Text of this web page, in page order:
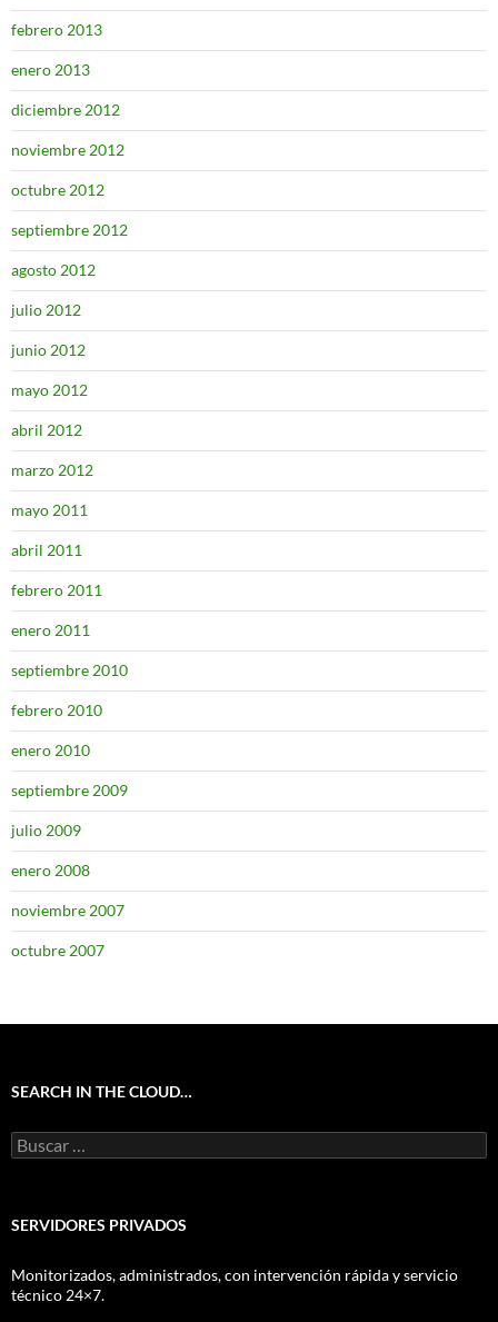
febrero 2013
enero 2013
diciembre 2012
noviembre 2012
octubre 2012
septiembre 2012
agosto 2012
julio 2012
junio 2012
mayo 2012
abril 2012
marzo 2012
mayo 2011
abril 2011
febrero 2011
enero 2011
septiembre 2010
febrero 2010
enero 2010
septiembre 2009
julio 2009
enero 2008
noviembre 2007
octubre 2007
SEARCH IN THE CLOUD…
Buscar:
SERVIDORES PRIVADOS
Monitorizados, administrados, con intervención rápida y servicio
técnico 24×7.